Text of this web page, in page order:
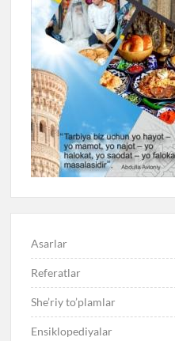
Asarlar
Referatlar
She’riy to’plamlar
Ensiklopediyalar